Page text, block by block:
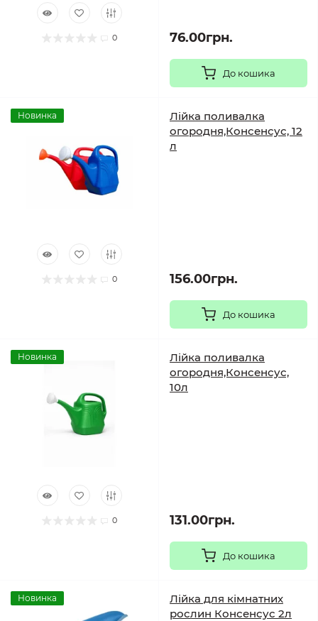
0 76.00грн.
До кошика
Новинка
0
Лійка поливалка
огородня,Консенсус, 12
л
156.00грн.
До кошика
Новинка
0
Лійка поливалка
огородня,Консенсус,
10л
131.00грн.
До кошика
Новинка
Лійка для кімнатних
рослин Консенсус 2л